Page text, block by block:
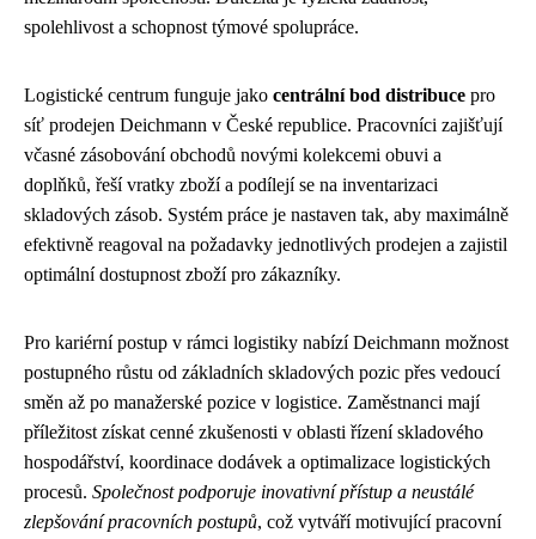
spolehlivost a schopnost týmové spolupráce.
Logistické centrum funguje jako centrální bod distribuce pro
síť prodejen Deichmann v České republice. Pracovníci zajišťují
včasné zásobování obchodů novými kolekcemi obuvi a
doplňků, řeší vratky zboží a podílejí se na inventarizaci
skladových zásob. Systém práce je nastaven tak, aby maximálně
efektivně reagoval na požadavky jednotlivých prodejen a zajistil
optimální dostupnost zboží pro zákazníky.
Pro kariérní postup v rámci logistiky nabízí Deichmann možnost
postupného růstu od základních skladových pozic přes vedoucí
směn až po manažerské pozice v logistice. Zaměstnanci mají
příležitost získat cenné zkušenosti v oblasti řízení skladového
hospodářství, koordinace dodávek a optimalizace logistických
procesů. Společnost podporuje inovativní přístup a neustálé
zlepšování pracovních postupů, což vytváří motivující pracovní